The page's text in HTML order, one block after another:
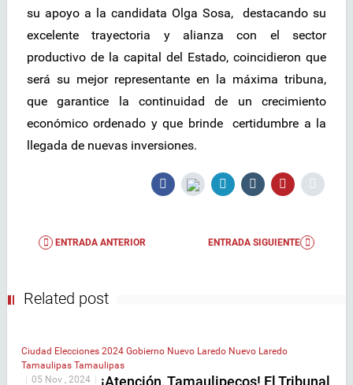
su apoyo a la candidata Olga Sosa, destacando su
excelente trayectoria y alianza con el sector
productivo de la capital del Estado, coincidieron que
será su mejor representante en la máxima tribuna,
que garantice la continuidad de un crecimiento
económico ordenado y que brinde certidumbre a la
llegada de nuevas inversiones.
ENTRADA ANTERIOR ENTRADA SIGUIENTE
Related post
Ciudad Elecciones 2024 Gobierno Nuevo Laredo Nuevo Laredo
Tamaulipas Tamaulipas
05 Nov , 2024
¡Atención, Tamaulipecos! El Tribunal